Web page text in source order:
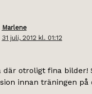
Marlene
31 juli, 2012 kl. 01:12
där otroligt fina bilder!
innan träningen på